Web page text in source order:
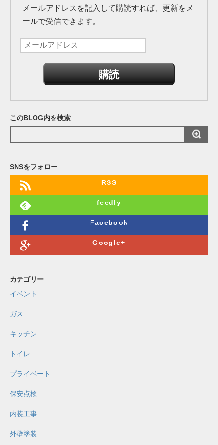
メールアドレスを記入して購読すれば、更新をメ
ールで受信できます。
ス
このBLOG内を検索
SNSをフォロー
RSS
feedly
Facebook
Google+
カテゴリー
イベント
ガス
キッチン
トイレ
プライベート
保安点検
内装工事
外壁塗装